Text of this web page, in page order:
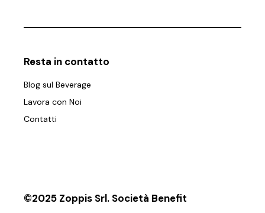
Resta in contatto
Blog sul Beverage
Lavora con Noi
Contatti
©2025 Zoppis Srl. Società Benefit